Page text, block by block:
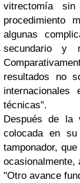
vitrectomía
procedimiento
algunas
secundario y
resultados no
técnicas".
Después de la
colocada en
tamponador,
ocasionalmente,
"Otro avance